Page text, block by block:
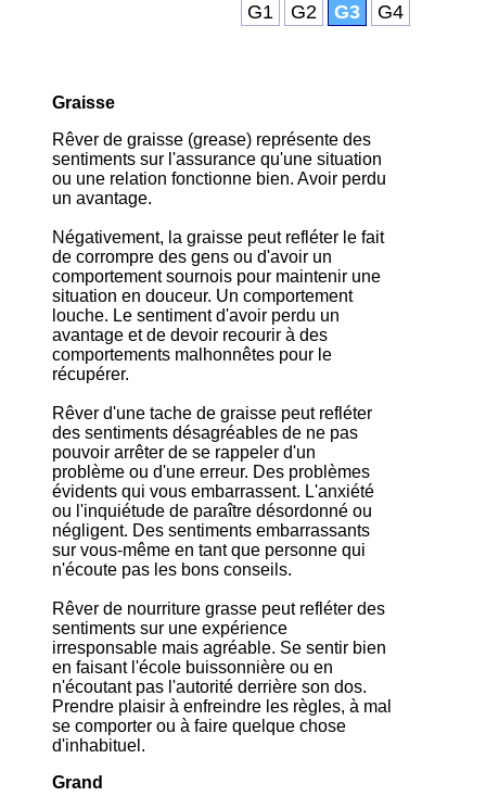
G1 G2 G3 G4
Graisse
Rêver de graisse (grease) représente des
sentiments sur l'assurance qu'une situation
ou une relation fonctionne bien. Avoir perdu
un avantage.
Négativement, la graisse peut refléter le fait
de corrompre des gens ou d'avoir un
comportement sournois pour maintenir une
situation en douceur. Un comportement
louche. Le sentiment d'avoir perdu un
avantage et de devoir recourir à des
comportements malhonnêtes pour le
récupérer.
Rêver d'une tache de graisse peut refléter
des sentiments désagréables de ne pas
pouvoir arrêter de se rappeler d'un
problème ou d'une erreur. Des problèmes
évidents qui vous embarrassent. L'anxiété
ou l'inquiétude de paraître désordonné ou
négligent. Des sentiments embarrassants
sur vous-même en tant que personne qui
n'écoute pas les bons conseils.
Rêver de nourriture grasse peut refléter des
sentiments sur une expérience
irresponsable mais agréable. Se sentir bien
en faisant l'école buissonnière ou en
n'écoutant pas l'autorité derrière son dos.
Prendre plaisir à enfreindre les règles, à mal
se comporter ou à faire quelque chose
d'inhabituel.
Grand